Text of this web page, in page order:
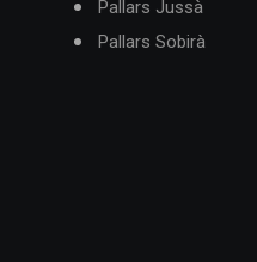
Pallars Jussà
Pallars Sobirà